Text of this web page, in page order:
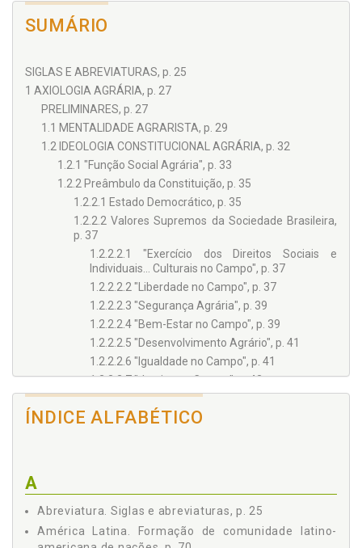
SUMÁRIO
SIGLAS E ABREVIATURAS, p. 25
1 AXIOLOGIA AGRÁRIA, p. 27
PRELIMINARES, p. 27
1.1 MENTALIDADE AGRARISTA, p. 29
1.2 IDEOLOGIA CONSTITUCIONAL AGRÁRIA, p. 32
1.2.1 "Função Social Agrária", p. 33
1.2.2 Preâmbulo da Constituição, p. 35
1.2.2.1 Estado Democrático, p. 35
1.2.2.2 Valores Supremos da Sociedade Brasileira,
p. 37
1.2.2.2.1 "Exercício dos Direitos Sociais e
Individuais… Culturais no Campo", p. 37
1.2.2.2.2 "Liberdade no Campo", p. 37
1.2.2.2.3 "Segurança Agrária", p. 39
1.2.2.2.4 "Bem-Estar no Campo", p. 39
1.2.2.2.5 "Desenvolvimento Agrário", p. 41
1.2.2.2.6 "Igualdade no Campo", p. 41
1.2.2.2.7 "Justiça no Campo", p. 42
1.2.2.3 Sociedade Brasileira, p. 43
1.2.2.3.1 Sociedade Fraterna, p. 43
1.2.2.4 Compromisso de Estado: Solução Pacífica
das Controvérsias, p. 46
1.2.2.4.1 Ordem Interna, p. 46
1.2.2.4.2 Ordem Internacional, p. 46
ÍNDICE ALFABÉTICO
A
Abreviatura. Siglas e abreviaturas, p. 25
América Latina. Formação de comunidade latino-